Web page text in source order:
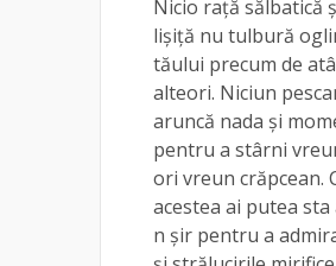
Nicio rață sălbatică
lișiță nu tulbură
tăului precum de
alteori. Niciun
aruncă nada și
pentru a stârni
ori vreun crăpcean.
acestea ai putea sta
n șir pentru a